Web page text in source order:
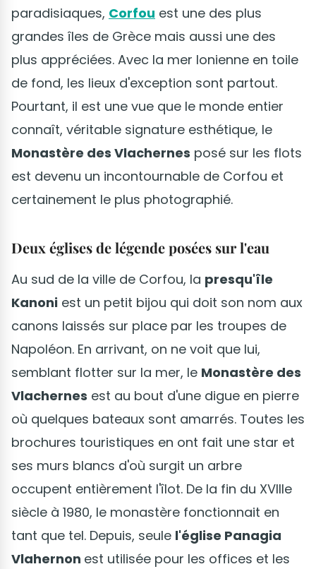
paradisiaques, Corfou est une des plus
grandes îles de Grèce mais aussi une des
plus appréciées. Avec la mer Ionienne en toile
de fond, les lieux d'exception sont partout.
Pourtant, il est une vue que le monde entier
connaît, véritable signature esthétique, le
Monastère des Vlachernes posé sur les flots
est devenu un incontournable de Corfou et
certainement le plus photographié.
Deux églises de légende posées sur l'eau
Au sud de la ville de Corfou, la presqu'île
Kanoni est un petit bijou qui doit son nom aux
canons laissés sur place par les troupes de
Napoléon. En arrivant, on ne voit que lui,
semblant flotter sur la mer, le Monastère des
Vlachernes est au bout d'une digue en pierre
où quelques bateaux sont amarrés. Toutes les
brochures touristiques en ont fait une star et
ses murs blancs d'où surgit un arbre
occupent entièrement l'îlot. De la fin du XVIIIe
siècle à 1980, le monastère fonctionnait en
tant que tel. Depuis, seule l'église Panagia
Vlahernon est utilisée pour les offices et les